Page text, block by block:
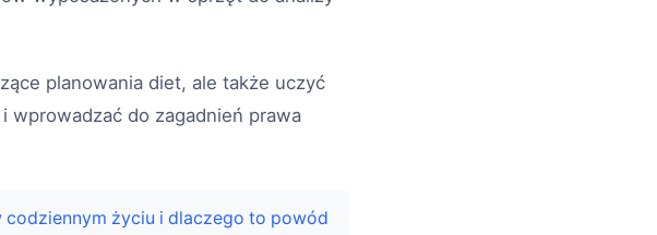
planowania diet, ale także uczyć
wprowadzać do zagadnień prawa
życiu i dlaczego to powód